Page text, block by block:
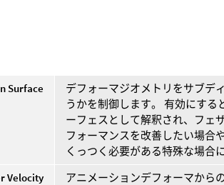
Surface
デフォーマジオメトリをサブデ
うかを制御します。 有効にす
ーフェスとして解釈され、フェ
フォーマンスを改善したい場合
くっつく必要がある特殊な場合
Velocity
アニメーションデフォーマから